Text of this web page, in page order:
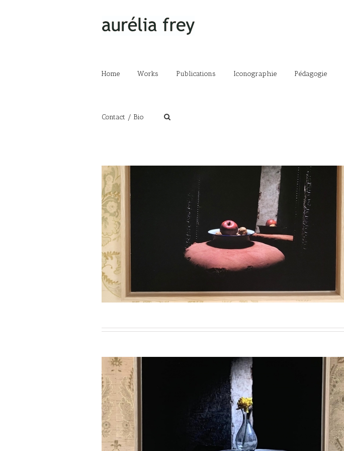
Home Works Publications Iconographie Pédagogie
Contact / Bio